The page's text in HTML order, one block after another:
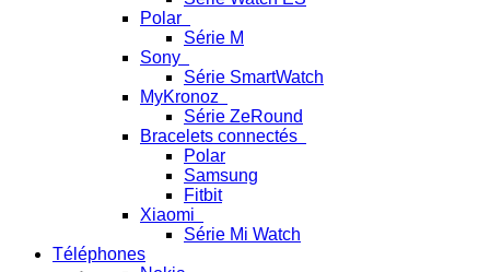
Polar
Série M
Sony
Série SmartWatch
MyKronoz
Série ZeRound
Bracelets connectés
Polar
Samsung
Fitbit
Xiaomi
Série Mi Watch
Téléphones